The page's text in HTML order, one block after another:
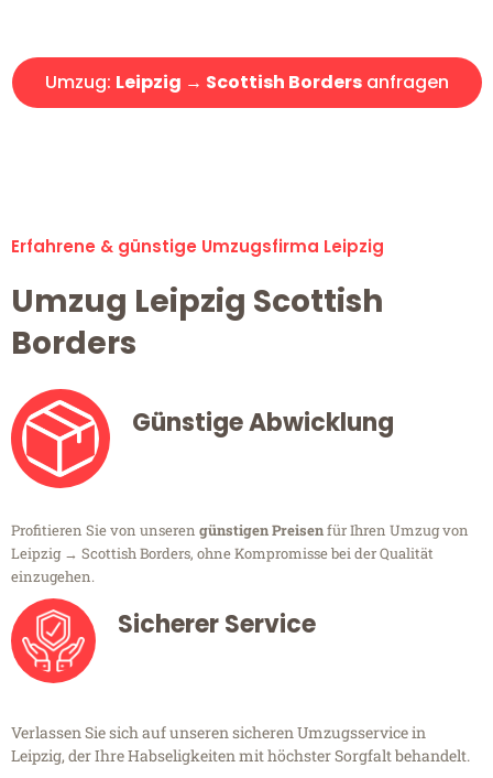
Umzug: Leipzig → Scottish Bordersanfragen
Erfahrene & günstige Umzugsfirma Leipzig
Umzug Leipzig Scottish
Borders
Günstige Abwicklung
Profitieren Sie von unseren günstigen Preisenfür Ihren Umzug von
Leipzig → Scottish Borders, ohne Kompromisse bei der Qualität
einzugehen.
Sicherer Service
Verlassen Sie sich auf unseren sicheren Umzugsservice in
Leipzig, der Ihre Habseligkeiten mit höchster Sorgfalt behandelt.